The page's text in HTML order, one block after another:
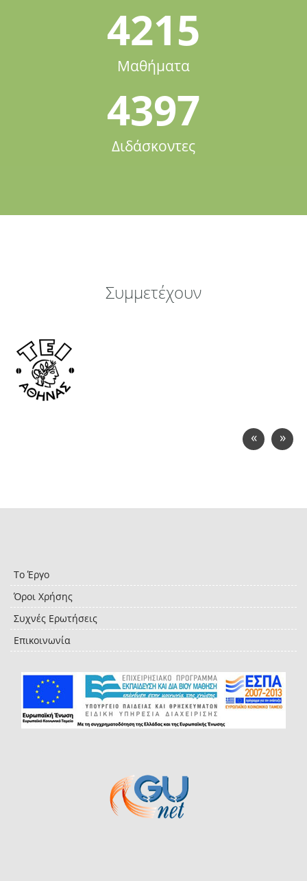
4215
Μαθήματα
4397
Διδάσκοντες
Συμμετέχουν
« »
Το Έργο
Όροι Χρήσης
Συχνές Ερωτήσεις
Επικοινωνία